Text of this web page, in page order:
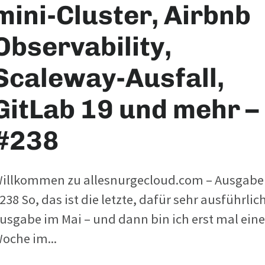
Cluster, Airbnb
Ausfall,
19 und mehr –
zu allesnurgecloud.com – Ausgabe
So, das ist die letzte, dafür sehr
im Mai – und dann bin ich erst mal eine
im...